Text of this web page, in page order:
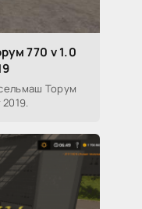
770 v 1.0
Торум